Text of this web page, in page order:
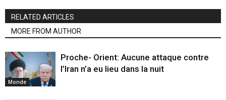
RELATED ARTICLES
MORE FROM AUTHOR
Monde
Proche- Orient: Aucune attaque contre
l’Iran n’a eu lieu dans la nuit